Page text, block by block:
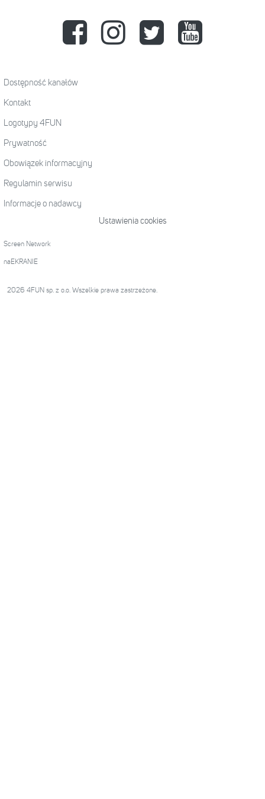
Dostępność kanałów
Kontakt
Logotypy 4FUN
Prywatność
Obowiązek informacyjny
Regulamin serwisu
Informacje o nadawcy
Ustawienia cookies
Screen Network
naEKRANIE
2026 4FUN sp. z o.o. Wszelkie prawa zastrzeżone.